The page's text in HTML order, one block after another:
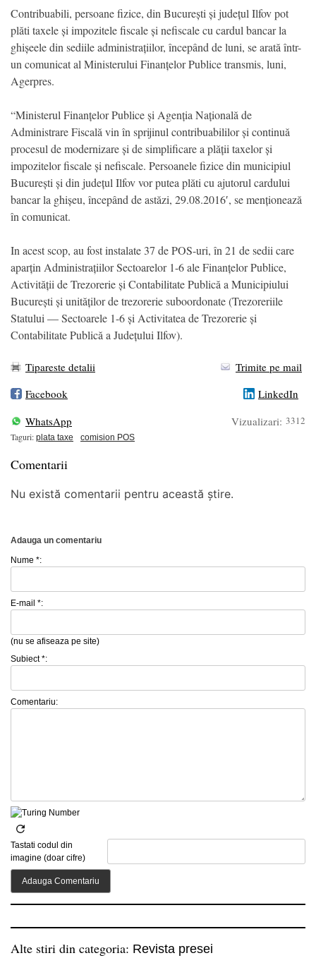
Contribuabili, persoane fizice, din București și județul Ilfov pot
plăti taxele și impozitele fiscale și nefiscale cu cardul bancar la
ghișeele din sediile administrațiilor, începând de luni, se arată într-
un comunicat al Ministerului Finanțelor Publice transmis, luni,
Agerpres.
“Ministerul Finanțelor Publice și Agenția Națională de
Administrare Fiscală vin în sprijinul contribuabililor și continuă
procesul de modernizare și de simplificare a plății taxelor și
impozitelor fiscale și nefiscale. Persoanele fizice din municipiul
București și din județul Ilfov vor putea plăti cu ajutorul cardului
bancar la ghișeu, începând de astăzi, 29.08.2016′, se menționează
în comunicat.
In acest scop, au fost instalate 37 de POS-uri, în 21 de sedii care
aparțin Administrațiilor Sectoarelor 1-6 ale Finanțelor Publice,
Activității de Trezorerie și Contabilitate Publică a Municipiului
București și unităților de trezorerie suboordonate (Trezoreriile
Statului — Sectoarele 1-6 și Activitatea de Trezorerie și
Contabilitate Publică a Județului Ilfov).
Tipareste detalii
Trimite pe mail
Facebook
LinkedIn
WhatsApp
Vizualizari: 3312
Taguri: plata taxe comision POS
Comentarii
Nu există comentarii pentru această știre.
Adauga un comentariu
Nume *:
E-mail *:
(nu se afiseaza pe site)
Subiect *:
Comentariu:
Tastati codul din
imagine (doar cifre)
Alte stiri din categoria: Revista presei